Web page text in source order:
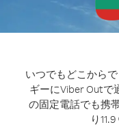
いつでもどこから
ギーにViber Outで
の固定電話でも携
り